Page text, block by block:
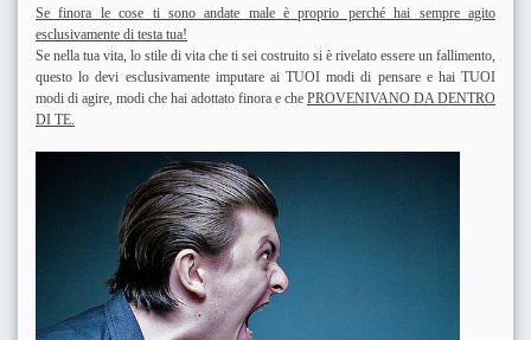
Se finora le cose ti sono andate male è proprio perché hai sempre agito
esclusivamente di testa tua!
Se nella tua vita, lo stile di vita che ti sei costruito si è rivelato essere un fallimento,
questo lo devi esclusivamente imputare ai TUOI modi di pensare e hai TUOI
modi di agire, modi che hai adottato finora e che PROVENIVANO DA DENTRO
DI TE.